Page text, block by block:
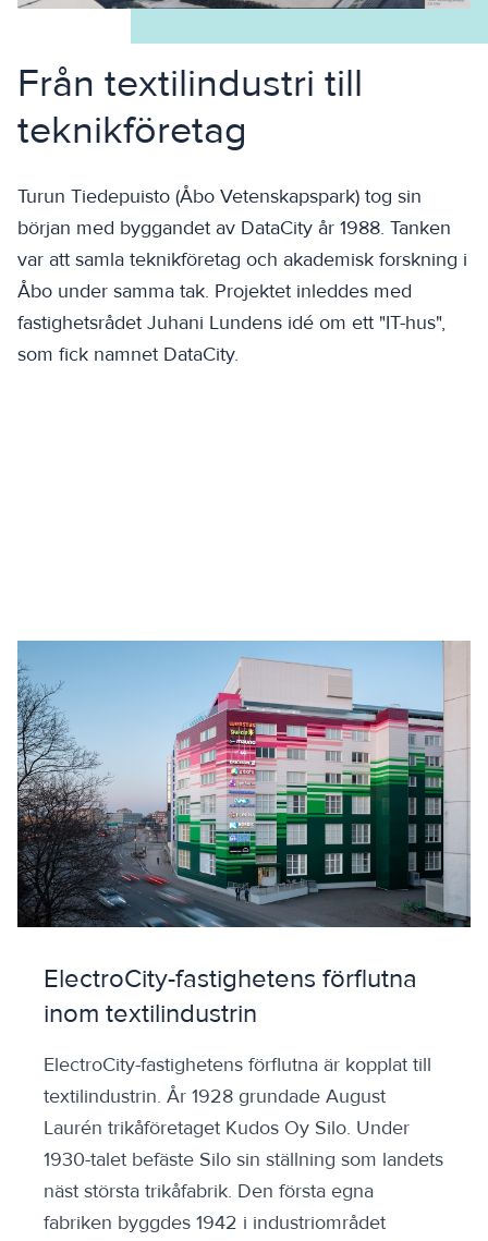
Från textilindustri till
teknikföretag
Turun Tiedepuisto (Åbo Vetenskapspark) tog sin
början med byggandet av DataCity år 1988. Tanken
var att samla teknikföretag och akademisk forskning i
Åbo under samma tak. Projektet inleddes med
fastighetsrådet Juhani Lundens idé om ett "IT-hus",
som fick namnet DataCity.
ElectroCity-fastighetens förflutna
inom textilindustrin
ElectroCity-fastighetens förflutna är kopplat till
textilindustrin. År 1928 grundade August
Laurén trikåföretaget Kudos Oy Silo. Under
1930-talet befäste Silo sin ställning som landets
näst största trikåfabrik. Den första egna
fabriken byggdes 1942 i industriområdet